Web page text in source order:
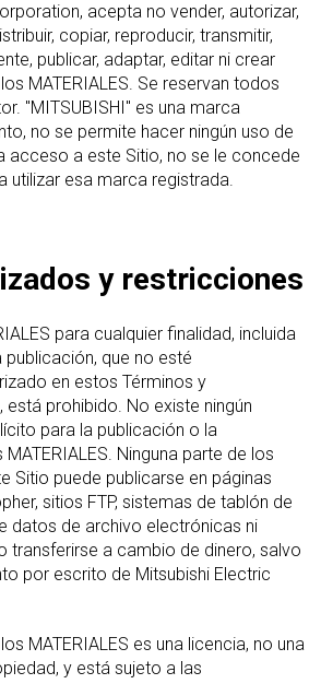
acepta no vender, autorizar,
copiar, reproducir, transmitir,
publicar, adaptar, editar ni crear
MATERIALES. Se reservan todos
"MITSUBISHI" es una marca
no se permite hacer ningún uso de
acceso a este Sitio, no se le concede
utilizar esa marca registrada.
y restricciones
para cualquier finalidad, incluida
que no esté
en estos Términos y
está prohibido. No existe ningún
para la publicación o la
Ninguna parte de los
Sitio puede publicarse en páginas
sitios FTP, sistemas de tablón de
datos de archivo electrónicas ni
transferirse a cambio de dinero, salvo
por escrito de Mitsubishi Electric
MATERIALES es una licencia, no una
y está sujeto a las